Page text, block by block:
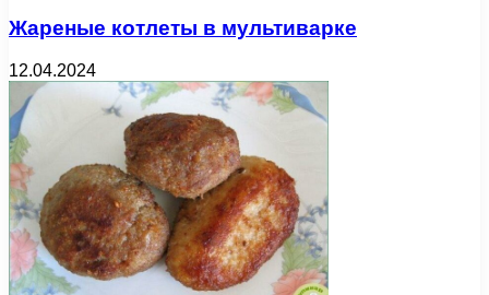
Жареные котлеты в мультиварке
12.04.2024